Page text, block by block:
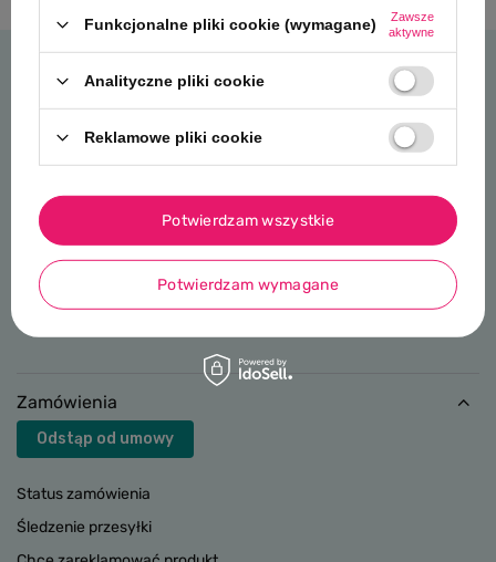
NEWSLETTER
Bądź na bieżąco z nowościami i promocjami
Podaj swój adres e-mail
Zapisz
Wyrażam zgodę na przetwarzanie moich danych
osobowych (adres e-mail) na potrzeby wysyłki newslettera
z informacją handlową (marketing). Więcej w
prywatności.
Zamówienia
Odstąp od umowy
Status zamówienia
Śledzenie przesyłki
Funkcjonalne pliki cookie (wymagane)
Zawsze
aktywne
Analityczne pliki cookie
Reklamowe pliki cookie
Potwierdzam wymagane
Potwierdzam wszystkie